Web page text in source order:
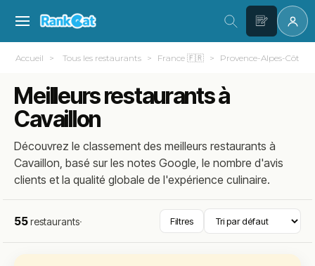
Accueil Tous les restaurants France 🇫🇷 Provence-Alpes-Côte
Meilleurs restaurants à
Cavaillon
Découvrez le classement des meilleurs restaurants à
Cavaillon, basé sur les notes Google, le nombre d'avis
clients et la qualité globale de l'expérience culinaire.
55restaurants· Filtres